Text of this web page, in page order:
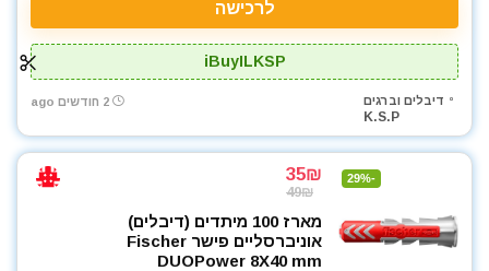
לרכישה
iBuyILKSP
דיבלים וברגים
K.S.P
2 חודשים ago
-29%
35₪
49₪
מארז 100 מיתדים (דיבלים)
אוניברסליים פישר Fischer
DUOPower 8X40 mm